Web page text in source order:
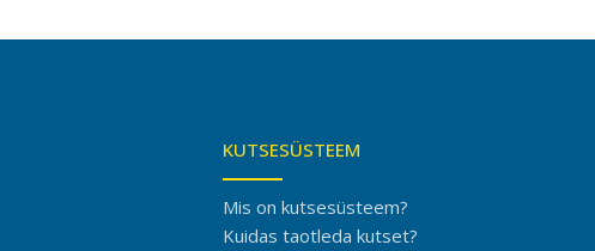
KUTSESÜSTEEM
Mis on kutsesüsteem?
Kuidas taotleda kutset?